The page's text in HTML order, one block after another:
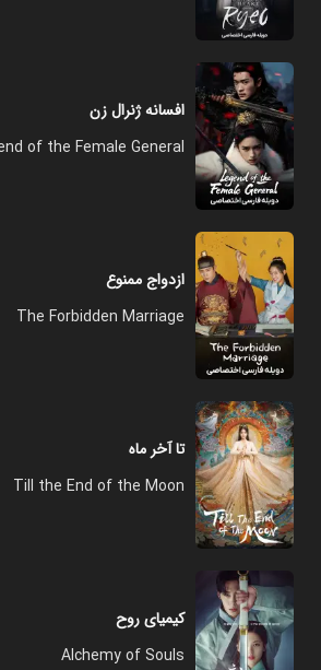
افسانه ژنرال زن
of the Female General
ازدواج ممنوع
The Forbidden Marriage
تا آخر ماه
Till the End of the Moon
کیمیای روح
Alchemy of Souls